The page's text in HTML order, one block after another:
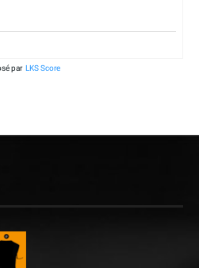
par LKS Score